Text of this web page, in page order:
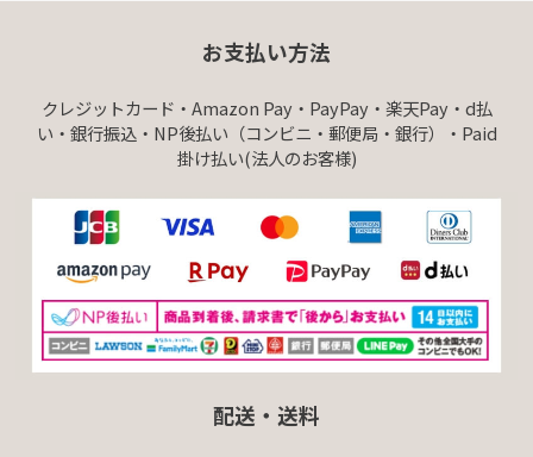
お支払い方法
クレジットカード・Amazon Pay・PayPay・楽天Pay・d払
い・銀行振込・NP後払い（コンビニ・郵便局・銀行）・Paid
掛け払い(法人のお客様)
配送・送料